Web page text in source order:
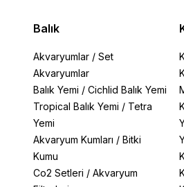
Balık
Akvaryumlar / Set
Akvaryumlar
Balık Yemi / Cichlid Balık Yemi
Tropical Balık Yemi / Tetra
Yemi
Akvaryum Kumları / Bitki
Kumu
Co2 Setleri / Akvaryum